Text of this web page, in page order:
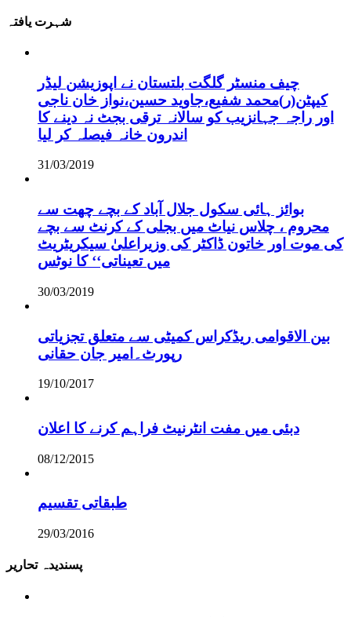
شہرت یافتہ
چیف منسٹر گلگت بلتستان نے اپوزیشن لیڈر
کیپٹن(ر)محمد شفیع،جاوید حسین،نواز خان ناجی
اور راجہ جہانزیب کو سالانہ ترقی بجٹ نہ دینے کا
اندرون خانہ فیصلہ کر لیا
31/03/2019
بوائز ہائی سکول جلال آباد کے بچے چھت سے
محروم ، چلاس نیاٹ میں بجلی کے کرنٹ سے بچے
کی موت اور خاتون ڈاکٹر کی وزیراعلیٰ سیکریٹریٹ
میں تعیناتی‘‘ کا نوٹس
30/03/2019
بین الاقوامی ریڈکراس کمیٹی سے متعلق تجزیاتی
رپورٹ۔امیر جان حقانی
19/10/2017
دبئی میں مفت انٹرنیٹ فراہم کرنے کا اعلان
08/12/2015
طبقاتی تقسیم
29/03/2016
پسندیدہ تحاریر